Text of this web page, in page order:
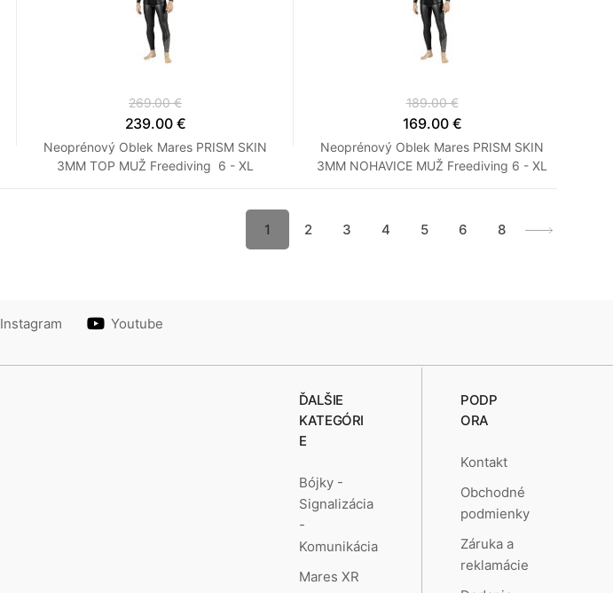
269.00 €
239.00 €
Neoprénový Oblek Mares PRISM SKIN
3MM TOP MUŽ Freediving 6 - XL
189.00 €
169.00 €
Neoprénový Oblek Mares PRISM SKIN
3MM NOHAVICE MUŽ Freediving 6 - XL
1 2 3 4 5 6 8
Instagram Youtube
ĎALŠIE
KATEGÓRI
E
Bójky -
Signalizácia
-
Komunikácia
Mares XR
PODP
ORA
Kontakt
Obchodné
podmienky
Záruka a
reklamácie